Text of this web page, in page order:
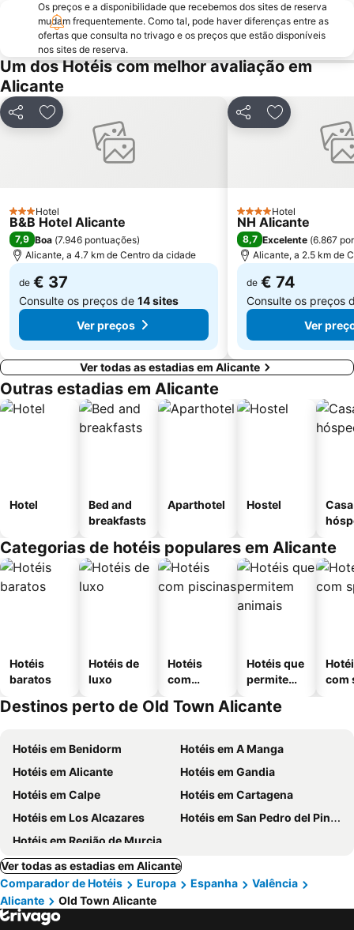
Raco de Loix
Torrellano
Ermita de Sanz
Casino Mediterráneo
Campoamor
Parc d'Elx
Mercado
Cala Mal Pas
Albufereta
Arenals del Sol
Calas Santa Pola del Este
Balcony of the Mediterranean
Punta Prima
Os preços e a disponibilidade que recebemos dos sites de reserva
mudam frequentemente. Como tal, pode haver diferenças entre as
ofertas que consulta no trivago e os preços que estão disponíveis
nos sites de reserva.
Um dos Hotéis com melhor avaliação em
Alicante
PartilharAdicionar aos favoritos
3 Estrelas
Hotel
B&B Hotel Alicante
7,9 Boa (7.946 pontuações)
Alicante, a 4.7 km de Centro da cidade
de € 37
Consulte os preços de 14 sites
Ver preços
PartilharAdicionar
4 Estrelas
Hotel
NH Alicante
8,7 Excelente (6.867
Alicante, a 2.5 km de
de € 74
Consulte os preços
Ver
Ver todas as estadias em Alicante
Outras estadias em Alicante
Hotel
Bed and
breakfasts
Aparthotel Hostel
Categorias de hotéis populares em Alicante
Hotéis
baratos
Hotéis de
luxo
Hotéis
com
Hotéis que
permitem
com
Destinos perto de Old Town Alicante
Hotéis em Benidorm
Hotéis em A Manga
Hotéis em Alicante
Hotéis em Gandia
Hotéis em Calpe
Hotéis em Cartagena
Hotéis em Los Alcazares
Hotéis em San Pedro del Pinatar
Hotéis em Região de Murcia
Ver todas as estadias em Alicante
Comparador de Hotéis
Europa Espanha
Valência
Alicante
Old Town Alicante